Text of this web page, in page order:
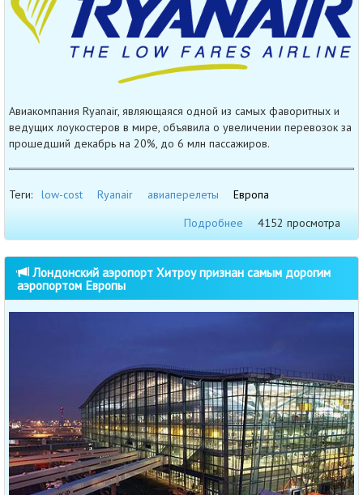
Авиакомпания Ryanair, являющаяся одной из самых фаворитных и
ведущих лоукостеров в мире, объявила о увеличении перевозок за
прошедший декабрь на 20%, до 6 млн пассажиров.
Теги: low-cost Ryanair авиаперелеты
Европа
Подробнее
4152 просмотра
Лондонский аэропорт Хитроу признан самым дорогим
аэропортом Европы